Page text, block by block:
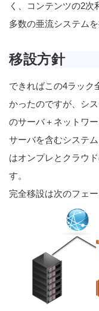
く、コンテンツの2
多数の亜流システムを
移設方針
できればこの4ラック
かったのですが、シ
のサーバ＋ネットワ
サーバを含むシステ
はオンプレとクラウ
す。
完全移設は次のフェ